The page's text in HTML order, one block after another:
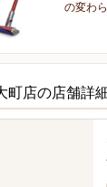
の変わ
町店の店舗詳